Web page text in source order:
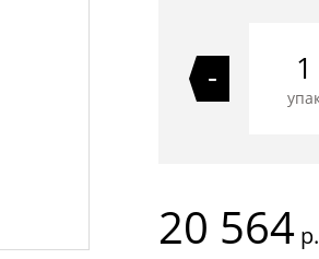
-
20 564 р.